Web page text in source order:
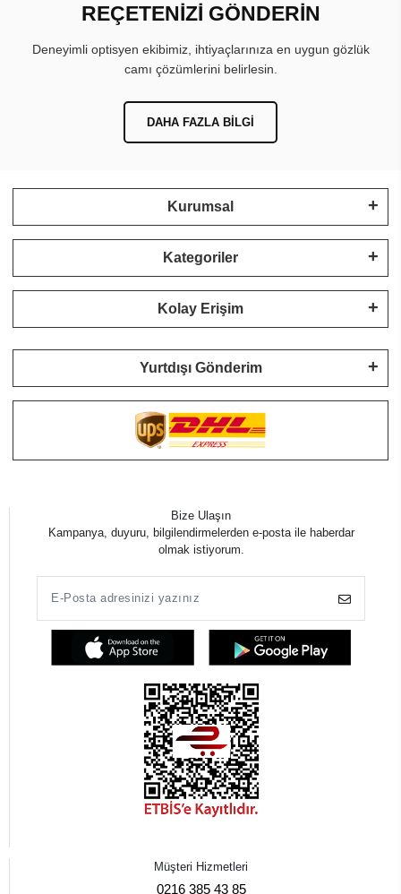
REÇETENİZİ GÖNDERİN
Deneyimli optisyen ekibimiz, ihtiyaçlarınıza en uygun gözlük
camı çözümlerini belirlesin.
DAHA FAZLA BILGI
Kurumsal
Kategoriler
Kolay Erişim
Yurtdışı Gönderim
Bize Ulaşın
Kampanya, duyuru, bilgilendirmelerden e-posta ile haberdar
olmak istiyorum.
Müşteri Hizmetleri
0216 385 43 85